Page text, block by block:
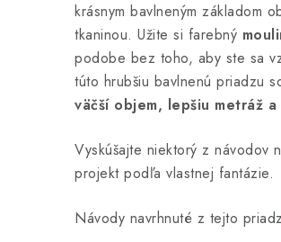
krásnym bavlneným základom
tkaninou. Užite si farebný
podobe bez toho, aby ste sa
túto hrubšiu bavlnenú priadzu
väčší objem, lepšiu metráž a
Vyskúšajte niektorý z návodov
projekt podľa vlastnej fantázie.
Návody navrhnuté z tejto